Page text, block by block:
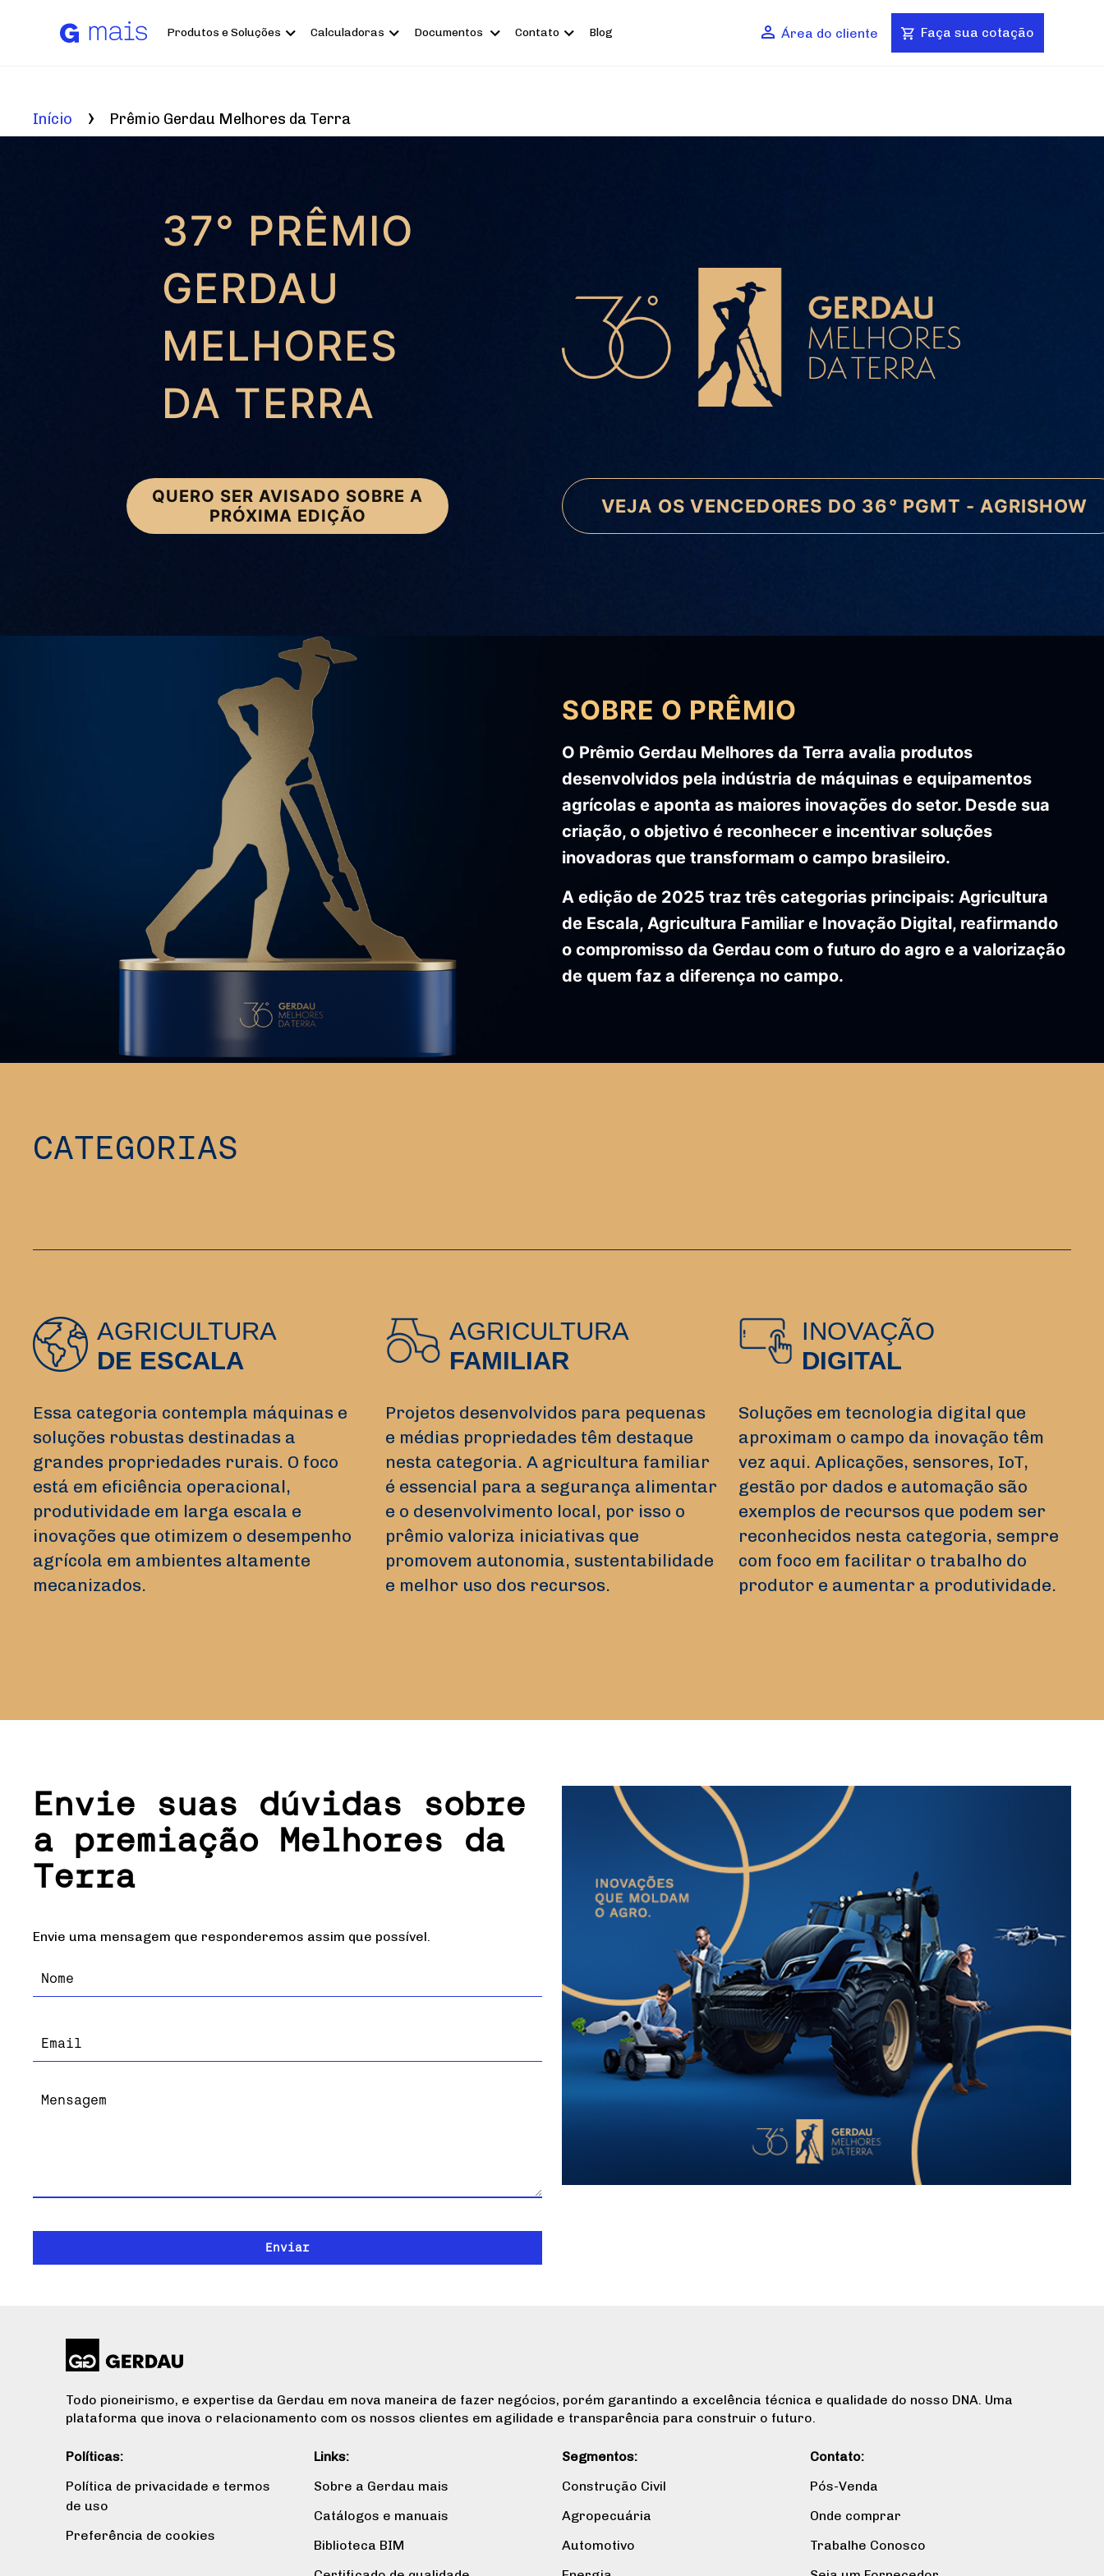
conteúdo
Produtos e Soluções Calculadoras Documentos Contato Blog Área do cliente Faça sua cotação
Início Prêmio Gerdau Melhores da Terra
37° PRÊMIO
GERDAU
MELHORES
DA TERRA
QUERO SER AVISADO SOBRE A
PRÓXIMA EDIÇÃO
VEJA OS VENCEDORES DO 36° PGMT - AGRISHOW
SOBRE O PRÊMIO
O Prêmio Gerdau Melhores da Terra avalia produtos
desenvolvidos pela indústria de máquinas e equipamentos
agrícolas e aponta as maiores inovações do setor. Desde sua
criação, o objetivo é reconhecer e incentivar soluções
inovadoras que transformam o campo brasileiro.
A edição de 2025 traz três categorias principais: Agricultura
de Escala, Agricultura Familiar e Inovação Digital, reafirmando
o compromisso da Gerdau com o futuro do agro e a valorização
de quem faz a diferença no campo.
CATEGORIAS
AGRICULTURA
DE ESCALA
Essa categoria contempla máquinas e
soluções robustas destinadas a
grandes propriedades rurais. O foco
está em eficiência operacional,
produtividade em larga escala e
inovações que otimizem o desempenho
agrícola em ambientes altamente
mecanizados.
AGRICULTURA
FAMILIAR
Projetos desenvolvidos para pequenas
e médias propriedades têm destaque
nesta categoria. A agricultura familiar
é essencial para a segurança alimentar
e o desenvolvimento local, por isso o
prêmio valoriza iniciativas que
promovem autonomia, sustentabilidade
e melhor uso dos recursos.
INOVAÇÃO
DIGITAL
Soluções em tecnologia digital que
aproximam o campo da inovação têm
vez aqui. Aplicações, sensores, IoT,
gestão por dados e automação são
exemplos de recursos que podem ser
reconhecidos nesta categoria, sempre
com foco em facilitar o trabalho do
produtor e aumentar a produtividade.
Envie suas dúvidas sobre
a premiação Melhores da
Terra
Envie uma mensagem que responderemos assim que possível.
Nome
Email
Mensagem
Todo pioneirismo, e expertise da Gerdau em nova maneira de fazer negócios, porém garantindo a excelência técnica e qualidade do nosso DNA. Uma
plataforma que inova o relacionamento com os nossos clientes em agilidade e transparência para construir o futuro.
Políticas:
Política de privacidade e termos
de uso
Preferência de cookies
Links:
Sobre a Gerdau mais
Catálogos e manuais
Biblioteca BIM
Segmentos:
Construção Civil
Agropecuária
Automotivo
Contato:
Pós-Venda
Onde comprar
Trabalhe Conosco